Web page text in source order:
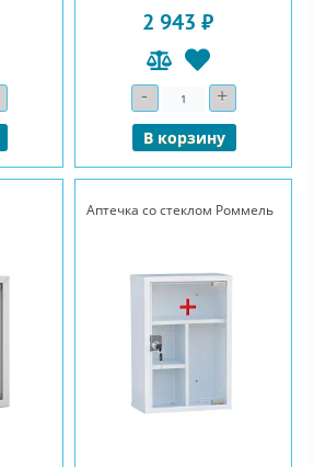
2 943 ₽
- Количество+
В корзину
Аптечка со стеклом Роммель